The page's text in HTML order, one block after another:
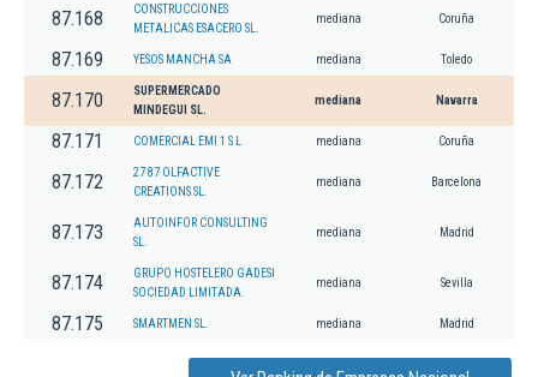
87.168
CONSTRUCCIONES
METALICAS ESACERO SL.
mediana Coruña
87.169 YESOS MANCHA SA mediana Toledo
87.170
SUPERMERCADO
MINDEGUI SL.
mediana Navarra
87.171 COMERCIAL EMI 1 S L mediana Coruña
87.172
27 87 OLFACTIVE
CREATIONS SL.
mediana Barcelona
87.173
AUTOINFOR CONSULTING
SL.
mediana Madrid
87.174
GRUPO HOSTELERO GADESI
SOCIEDAD LIMITADA.
mediana Sevilla
87.175 SMARTMEN SL. mediana Madrid